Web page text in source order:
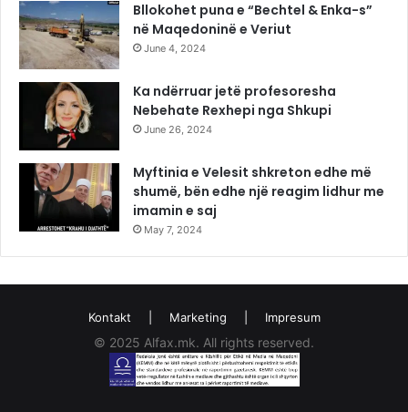
Bllokohet puna e “Bechtel & Enka-s”
në Maqedoninë e Veriut
June 4, 2024
Ka ndërruar jetë profesoresha
Nebehate Rexhepi nga Shkupi
June 26, 2024
Myftinia e Velesit shkreton edhe më
shumë, bën edhe një reagim lidhur me
imamin e saj
May 7, 2024
Kontakt Marketing Impresum
© 2025 Alfax.mk. All rights reserved.